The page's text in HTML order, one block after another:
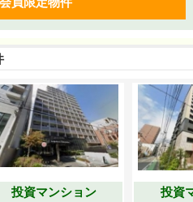
投資マンション
投資